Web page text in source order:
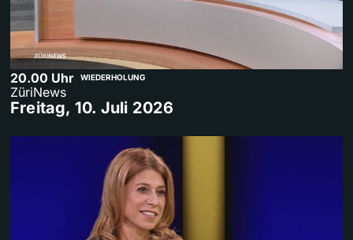
20.00 Uhr WIEDERHOLUNG
ZüriNews
Freitag, 10. Juli 2026